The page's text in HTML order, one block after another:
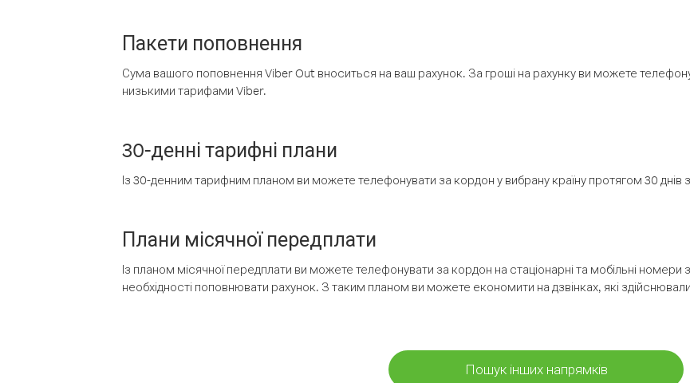
Пакети поповнення
Сума вашого поповнення Viber Out вноситься на ваш рахунок. За гроші на рахунку ви можете
низькими тарифами Viber.
30-денні тарифні плани
Із 30-денним тарифним планом ви можете телефонувати за кордон у вибрану країну протягом 30
Плани місячної передплати
Із планом місячної передплати ви можете телефонувати за кордон на стаціонарні та мобільні
необхідності поповнювати рахунок. З таким планом ви можете економити на дзвінках, які
Пошук інших напрямків